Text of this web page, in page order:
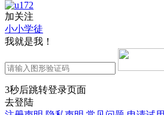
加关注
小小学徒
我就是我！
3秒后跳转登录页面
去登陆